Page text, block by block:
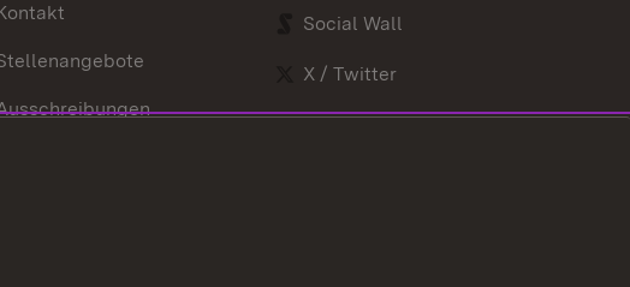
Social Wall
X / Twitter
Youtube